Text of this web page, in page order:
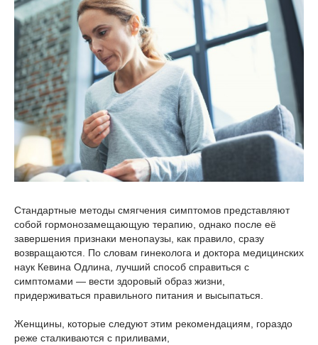
Стандартные методы смягчения симптомов представляют
собой гормонозамещающую терапию, однако после её
завершения признаки менопаузы, как правило, сразу
возвращаются. По словам гинеколога и доктора медицинских
наук Кевина Одлина, лучший способ справиться с
симптомами — вести здоровый образ жизни,
придерживаться правильного питания и высыпаться.
Женщины, которые следуют этим рекомендациям, гораздо
реже сталкиваются с приливами,